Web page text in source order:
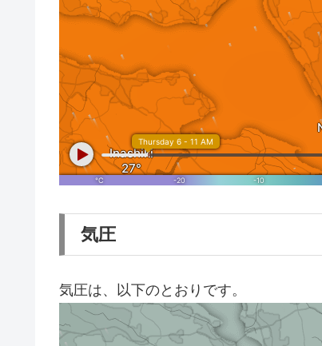
気圧
気圧は、以下のとおりです。